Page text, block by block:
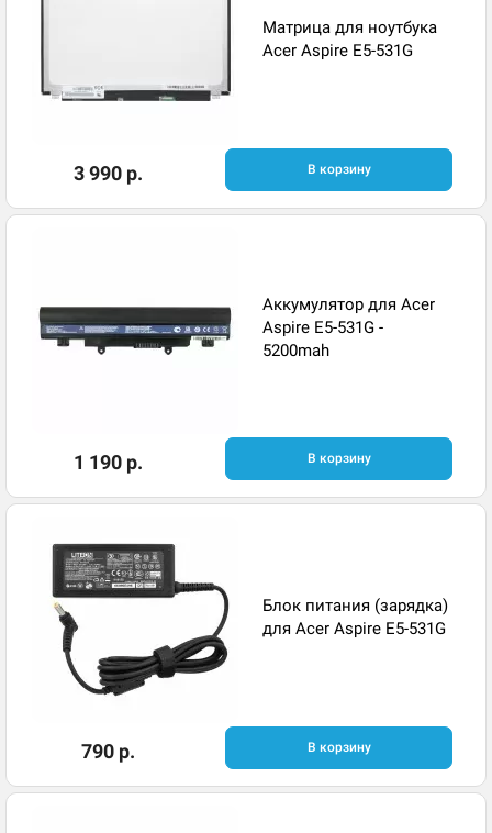
Матрица для ноутбука
Acer Aspire E5-531G
3 990 р. В корзину
Аккумулятор для Acer
Aspire E5-531G -
5200mah
1 190 р. В корзину
Блок питания (зарядка)
для Acer Aspire E5-531G
790 р. В корзину